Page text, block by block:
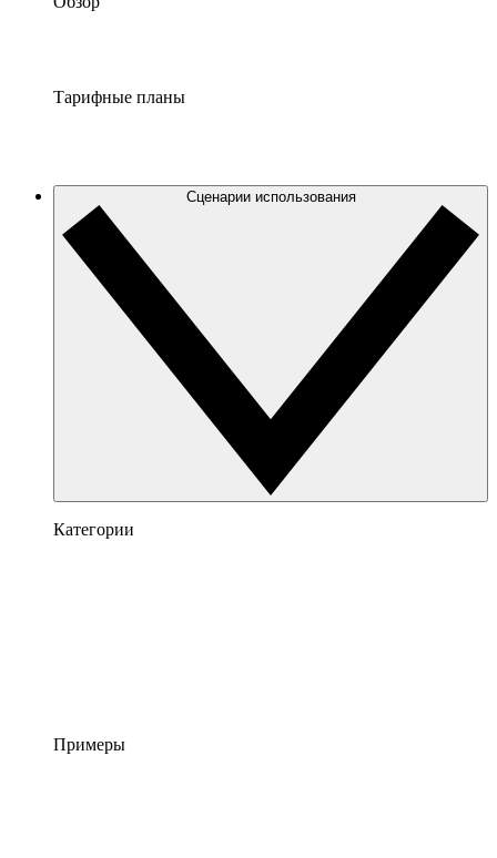
Тарифные планы
Сценарии использования
Категории
Примеры